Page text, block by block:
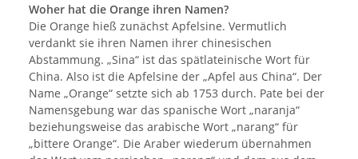
Woher hat die Orange ihren Namen?
Die Orange hieß zunächst Apfelsine. Vermutlich
verdankt sie ihren Namen ihrer chinesischen
Abstammung. „Sina“ ist das spätlateinische Wort für
China. Also ist die Apfelsine der „Apfel aus China“. Der
Name „Orange“ setzte sich ab 1753 durch. Pate bei der
Namensgebung war das spanische Wort „naranja“
beziehungsweise das arabische Wort „narang“ für
„bittere Orange“. Die Araber wiederum übernahmen